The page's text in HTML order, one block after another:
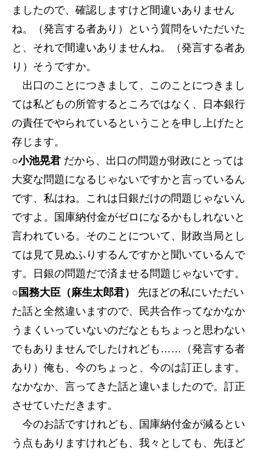
ましたので、確認しますけど間違いありません
ね。（発言する者あり）という質問をいただいた
と、それで間違いありませんね。（発言する者あ
り）そうですか。
出口のことにつきまして、このことにつきまし
ては私どもの所管するところではなく、日本銀行
の責任でやられているということを申し上げたと
存じます。
○小池晃君 だから、出口の問題が財政にとっては
大変な問題になるじゃないですかと言っているん
です、私はね。これは日銀だけの問題じゃないん
ですよ。国庫納付金がゼロになるかもしれないと
言われている。そのことについて、財政当局とし
ては見て見ぬふりするんですかと聞いているんで
す。日銀の問題だで済ませる問題じゃないです。
○国務大臣（麻生太郎君）
先ほどの私にいただい
た話と全然違いますので、民共合作ってなかなか
うまくいっていないのだなともちょっと思わない
でもありませんでしたけれども……（発言する者
あり）俺も、今のちょっと、今のは訂正します。
なかなか、言ってきた話と違いましたので。訂正
させていただきます。
今のお話ですけれども、国庫納付金が減るとい
う点もありますけれども、我々としても、先ほど